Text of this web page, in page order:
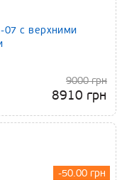
07 с верхними
9000 грн
8910 грн
-50.00 грн